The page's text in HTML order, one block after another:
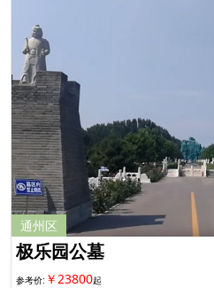
通州区
极乐园公墓
￥23800